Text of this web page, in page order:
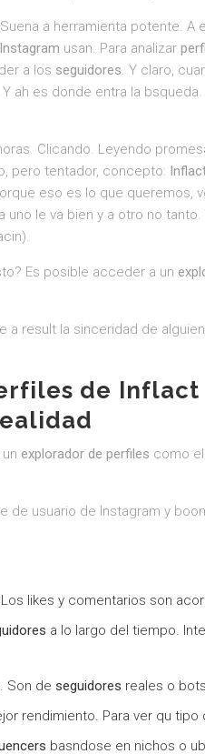
a herramienta potente. A
usan. Para analizar
a los seguidores. Y claro,
ah es donde entra la
Clicando. Leyendo
pero tentador, concepto:
eso es lo que queremos,
le va bien y a otro no tanto.
Es posible acceder a un
a result la sinceridad de
de Inflact
explorador de perfiles como
de usuario de Instagram y
Los likes y comentarios son
a lo largo del tiempo.
Son de seguidores reales o
rendimiento. Para ver qu
basndose en nichos o